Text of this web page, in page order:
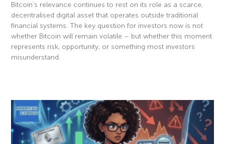
Bitcoin’s relevance continues to rest on its role as a scarce,
decentralised digital asset that operates outside traditional
financial systems. The key question for investors now is not
whether Bitcoin will remain volatile – but whether this moment
represents risk, opportunity, or something most investors
misunderstand.